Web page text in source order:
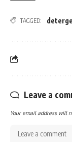
TAGGED:
Leave a
Your email address will